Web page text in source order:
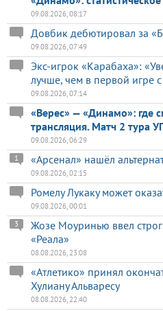
09.08.2026, 08:17
Довбик дебютировал за
09.08.2026, 07:49
Экс-игрок «Карабаха»:
лучше, чем в первой игре
09.08.2026, 07:14
«Верес» — «Динамо»: где
трансляция. Матч 2 тура
09.08.2026, 06:29
«Арсенал» нашёл
1
09.08.2026, 02:15
Ромелу Лукаку может
09.08.2026, 00:01
Жозе Моуринью ввел
«Реала»
3
08.08.2026, 23:08
«Атлетико» принял
Хулиану Альваресу
08.08.2026, 22:40